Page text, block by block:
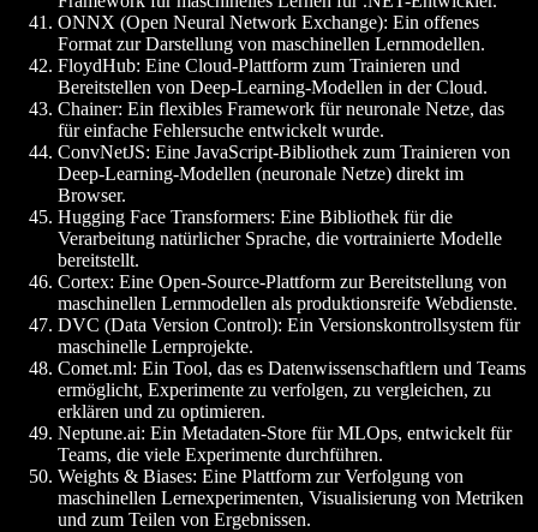
ONNX (Open Neural Network Exchange): Ein offenes
Format zur Darstellung von maschinellen Lernmodellen.
FloydHub: Eine Cloud-Plattform zum Trainieren und
Bereitstellen von Deep-Learning-Modellen in der Cloud.
Chainer: Ein flexibles Framework für neuronale Netze, das
für einfache Fehlersuche entwickelt wurde.
ConvNetJS: Eine JavaScript-Bibliothek zum Trainieren von
Deep-Learning-Modellen (neuronale Netze) direkt im
Browser.
Hugging Face Transformers: Eine Bibliothek für die
Verarbeitung natürlicher Sprache, die vortrainierte Modelle
bereitstellt.
Cortex: Eine Open-Source-Plattform zur Bereitstellung von
maschinellen Lernmodellen als produktionsreife Webdienste.
DVC (Data Version Control): Ein Versionskontrollsystem für
maschinelle Lernprojekte.
Comet.ml: Ein Tool, das es Datenwissenschaftlern und Teams
ermöglicht, Experimente zu verfolgen, zu vergleichen, zu
erklären und zu optimieren.
Neptune.ai: Ein Metadaten-Store für MLOps, entwickelt für
Teams, die viele Experimente durchführen.
Weights & Biases: Eine Plattform zur Verfolgung von
maschinellen Lernexperimenten, Visualisierung von Metriken
und zum Teilen von Ergebnissen.